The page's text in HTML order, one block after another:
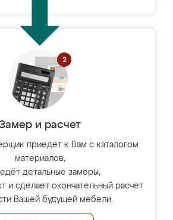
Замер и расчет
приедет к Вам с каталогом
материалов,
детальные замеры,
и сделает окончательный расчёт
Вашей будущей мебели.